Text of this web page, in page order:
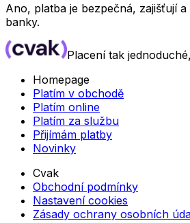
Ano, platba je bezpečná, zajišťují
banky.
Placení tak
Homepage
Platím v obchodě
Platím online
Platím za službu
Přijímám platby
Novinky
Cvak
Obchodní podmínky
Nastavení cookies
Zásady ochrany osobních